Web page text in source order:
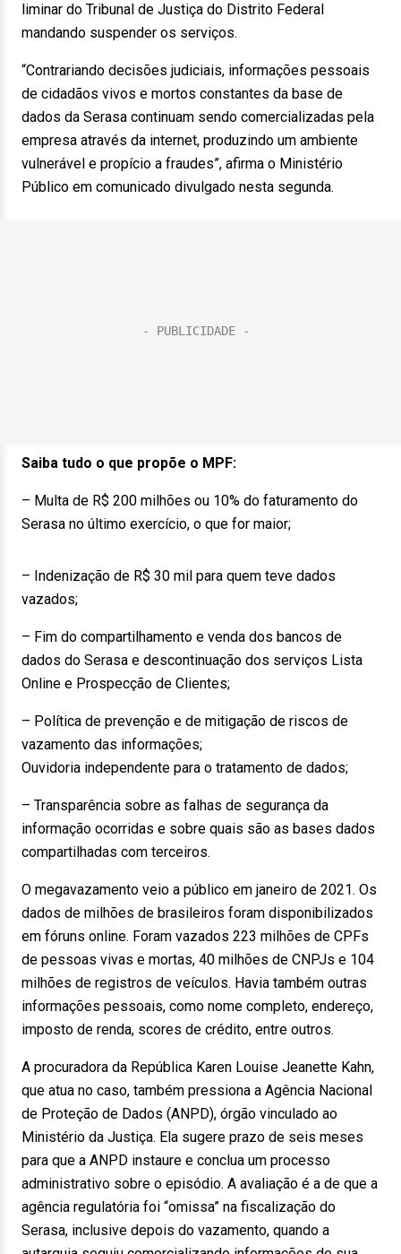
liminar do Tribunal de Justiça do Distrito Federal
mandando suspender os serviços.
“Contrariando decisões judiciais, informações pessoais
de cidadãos vivos e mortos constantes da base de
dados da Serasa continuam sendo comercializadas pela
empresa através da internet, produzindo um ambiente
vulnerável e propício a fraudes”, afirma o Ministério
Público em comunicado divulgado nesta segunda.
Saiba tudo o que propõe o MPF:
– Multa de R$ 200 milhões ou 10% do faturamento do
Serasa no último exercício, o que for maior;
– Indenização de R$ 30 mil para quem teve dados
vazados;
– Fim do compartilhamento e venda dos bancos de
dados do Serasa e descontinuação dos serviços Lista
Online e Prospecção de Clientes;
– Política de prevenção e de mitigação de riscos de
vazamento das informações;
Ouvidoria independente para o tratamento de dados;
– Transparência sobre as falhas de segurança da
informação ocorridas e sobre quais são as bases dados
compartilhadas com terceiros.
O megavazamento veio a público em janeiro de 2021. Os
dados de milhões de brasileiros foram disponibilizados
em fóruns online. Foram vazados 223 milhões de CPFs
de pessoas vivas e mortas, 40 milhões de CNPJs e 104
milhões de registros de veículos. Havia também outras
informações pessoais, como nome completo, endereço,
imposto de renda, scores de crédito, entre outros.
A procuradora da República Karen Louise Jeanette Kahn,
que atua no caso, também pressiona a Agência Nacional
de Proteção de Dados (ANPD), órgão vinculado ao
Ministério da Justiça. Ela sugere prazo de seis meses
para que a ANPD instaure e conclua um processo
administrativo sobre o episódio. A avaliação é a de que a
agência regulatória foi “omissa” na fiscalização do
Serasa, inclusive depois do vazamento, quando a